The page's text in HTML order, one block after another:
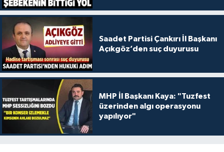
Saadet Partisi Çankırı İl Başkanı
Açıkgöz’den suç duyurusu
MHP İl Başkanı Kaya: "Tuzfest
üzerinden algı operasyonu
yapılıyor"